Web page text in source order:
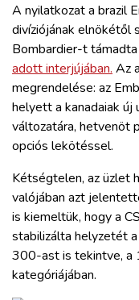
REGISZTRÁCIÓ
A nyilatkozat a brazil
divíziójának elnökétől
Bombardier-t
adott interjújában. Az
megrendelése: az
helyett a kanadaiak új
változatára, hetvenöt
opciós lekötéssel.
Kétségtelen, az üzlet
valójában azt
is kiemeltük, hogy a
stabilizálta helyzetét
300-ast is tekintve, a
kategóriájában.